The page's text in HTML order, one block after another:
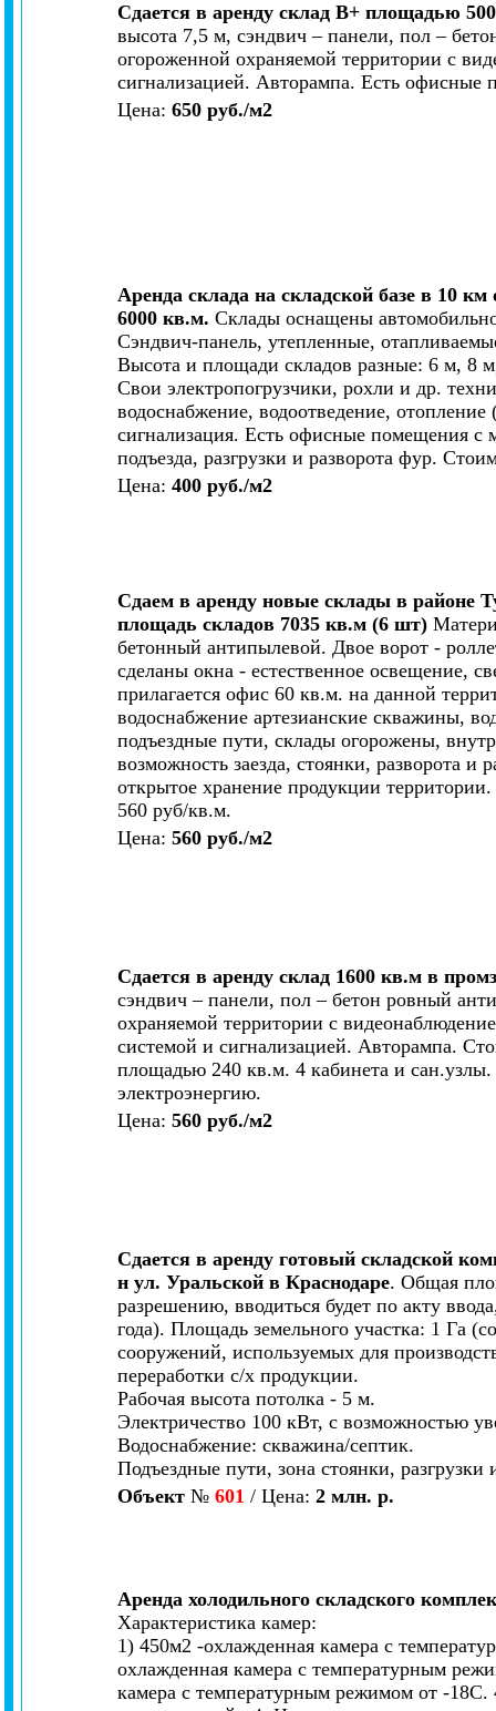
Сдается в аренду склад В+ площадью
высота 7,5 м, сэндвич – панели, пол –
огороженной охраняемой территории с
сигнализацией. Авторампа. Есть офисные
Цена: 650 руб./м2
Аренда склада на складской базе в 10 км
6000 кв.м. Склады оснащены
Сэндвич-панель, утепленные,
Высота и площади складов разные: 6 м, 8
Свои электропогрузчики, рохли и др.
водоснабжение, водоотведение,
сигнализация. Есть офисные помещения с
подъезда, разгрузки и разворота фур.
Цена: 400 руб./м2
Сдаем в аренду новые склады в районе
площадь складов 7035 кв.м (6 шт)
бетонный антипылевой. Двое ворот -
сделаны окна - естественное освещение,
прилагается офис 60 кв.м. на данной
водоснабжение артезианские скважины,
подъездные пути, склады огорожены,
возможность заезда, стоянки, разворота
открытое хранение продукции
560 руб/кв.м.
Цена: 560 руб./м2
Сдается в аренду склад 1600 кв.м в
сэндвич – панели, пол – бетон ровный
охраняемой территории с
системой и сигнализацией. Авторампа.
площадью 240 кв.м. 4 кабинета и сан.узлы.
электроэнергию.
Цена: 560 руб./м2
Сдается в аренду готовый складской
н ул. Уральской в Краснодаре. Общая
разрешению, вводиться будет по акту
года). Площадь земельного участка: 1 Га
сооружений, используемых для
переработки с/х продукции.
Рабочая высота потолка - 5 м.
Электричество 100 кВт, с возможностью
Водоснабжение: скважина/септик.
Подъездные пути, зона стоянки, разгрузки
Объект № 601 / Цена: 2 млн. р.
Аренда холодильного складского
Характеристика камер:
1) 450м2 -охлажденная камера с
охлажденная камера с температурным
камера с температурным режимом от -18С.